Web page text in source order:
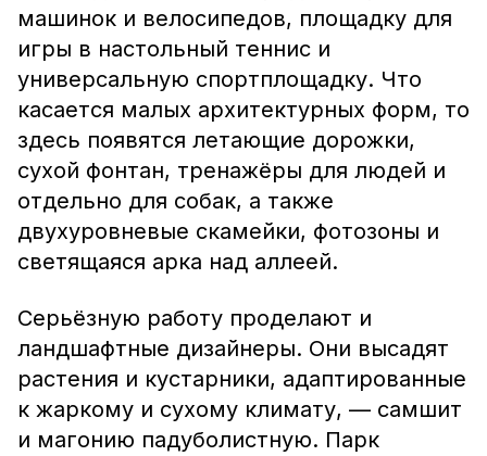
машинок и велосипедов, площадку для
игры в настольный теннис и
универсальную спортплощадку. Что
касается малых архитектурных форм, то
здесь появятся летающие дорожки,
сухой фонтан, тренажёры для людей и
отдельно для собак, а также
двухуровневые скамейки, фотозоны и
светящаяся арка над аллеей.
Серьёзную работу проделают и
ландшафтные дизайнеры. Они высадят
растения и кустарники, адаптированные
к жаркому и сухому климату, — самшит
и магонию падуболистную. Парк